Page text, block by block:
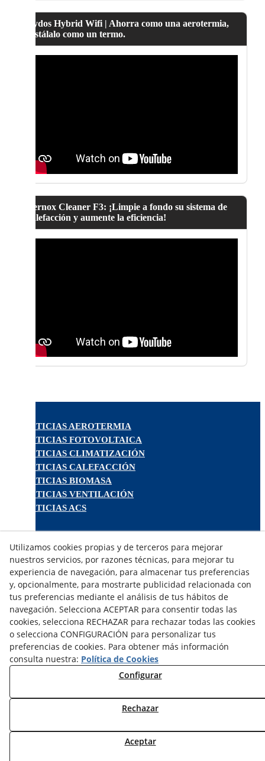
Lydos Hybrid Wifi | Ahorra como una aerotermia,
instálalo como un termo.
Fernox Cleaner F3: ¡Limpie a fondo su sistema de
calefacción y aumente la eficiencia!
NOTICIAS AEROTERMIA
NOTICIAS FOTOVOLTAICA
NOTICIAS CLIMATIZACIÓN
NOTICIAS CALEFACCIÓN
NOTICIAS BIOMASA
NOTICIAS VENTILACIÓN
NOTICIAS ACS
NOVEDADES
MI CUENTA
CONTÁCTANOS
DEVOLUCIONES
TRABAJA CON NOSOTROS
¿QUIENES SOMOS?
POLÍTICA DE PRIVACIDAD
DERECHO DESISITIMIENTO
CONDICIONES COMPRA
Utilizamos cookies propias y de terceros para mejorar
nuestros servicios, por razones técnicas, para mejorar tu
experiencia de navegación, para almacenar tus preferencias
y, opcionalmente, para mostrarte publicidad relacionada con
tus preferencias mediante el análisis de tus hábitos de
navegación. Selecciona ACEPTAR para consentir todas las
cookies, selecciona RECHAZAR para rechazar todas las cookies
o selecciona CONFIGURACIÓN para personalizar tus
preferencias de cookies. Para obtener más información
consulta nuestra: Política de Cookies
Configurar
Rechazar
Aceptar